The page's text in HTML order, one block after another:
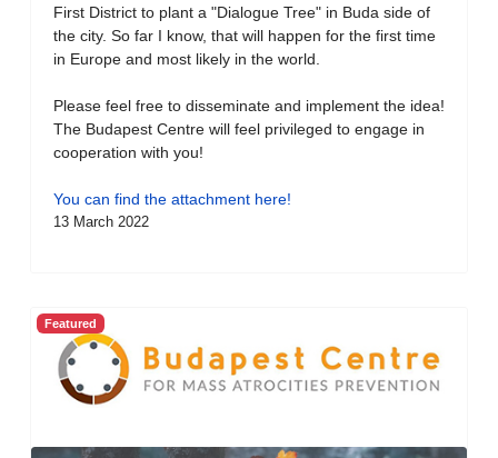
First District to plant a "Dialogue Tree" in Buda side of
the city. So far I know, that will happen for the first time
in Europe and most likely in the world.
Please feel free to disseminate and implement the idea!
The Budapest Centre will feel privileged to engage in
cooperation with you!
You can find the attachment here!
13 March 2022
Featured